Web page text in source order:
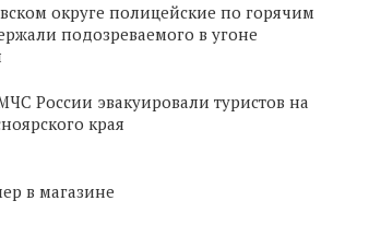
округе полицейские по горячим
подозреваемого в угоне
России эвакуировали туристов на
края
в магазине